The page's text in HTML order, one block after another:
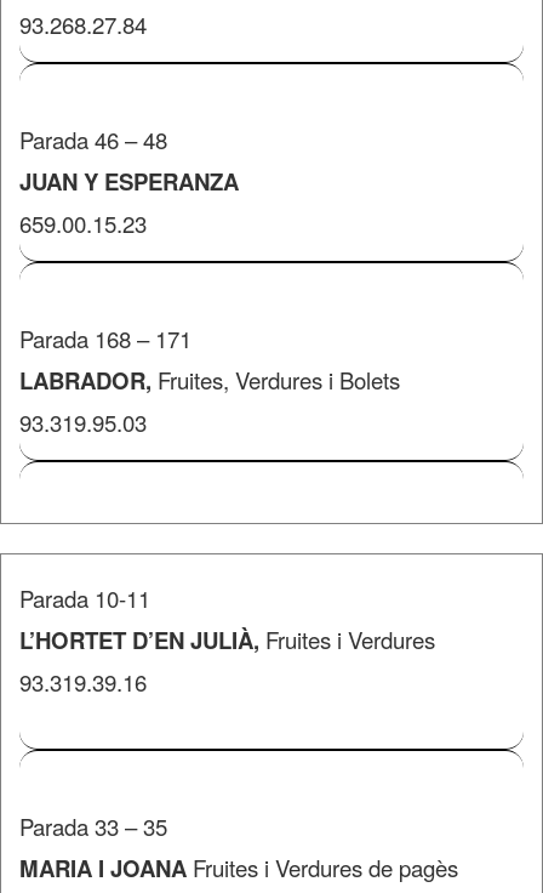
93.268.27.84
Parada 46 – 48
JUAN Y ESPERANZA
659.00.15.23
Parada 168 – 171
LABRADOR, Fruites, Verdures i Bolets
93.319.95.03
Parada 10-11
L’HORTET D’EN JULIÀ, Fruites i Verdures
93.319.39.16
​Parada 33 – 35
MARIA I JOANA Fruites i Verdures de pagès